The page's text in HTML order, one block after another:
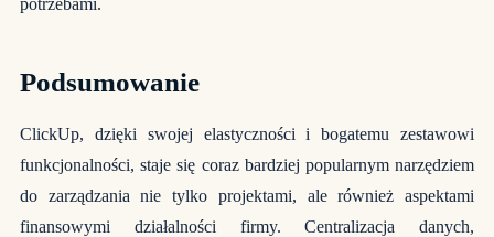
potrzebami.
Podsumowanie
ClickUp, dzięki swojej elastyczności i bogatemu zestawowi
funkcjonalności, staje się coraz bardziej popularnym narzędziem
do zarządzania nie tylko projektami, ale również aspektami
finansowymi działalności firmy. Centralizacja danych,